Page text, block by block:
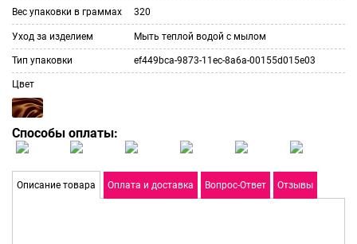
Вес упаковки в граммах 320
Уход за изделием Мыть теплой водой с мылом
Тип упаковки ef449bca-9873-11ec-8a6a-00155d015e03
Цвет
Способы оплаты:
Описание товара Оплата и доставка Вопрос-Ответ Отзывы